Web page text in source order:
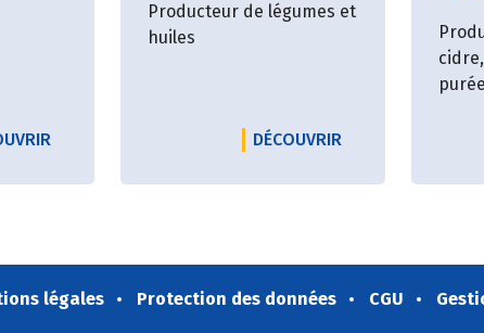
COURLE PRODUCTEUR EARL ST CHARLES
Producteur de légumes et
huiles
DÉCOUVRIR LE PRODUCTEUR
légales Protection des données CGU